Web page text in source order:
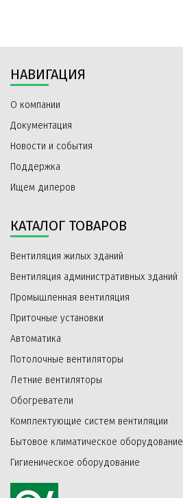
НАВИГАЦИЯ
О компании
Документация
Новости и события
Поддержка
Ищем дилеров
КАТАЛОГ ТОВАРОВ
Вентиляция жилых зданий
Вентиляция административных зданий
Промышленная вентиляция
Приточные установки
Автоматика
Потолочные вентиляторы
Летние вентиляторы
Обогреватели
Комплектующие систем вентиляции
Бытовое климатическое оборудование
Гигиеническое оборудование